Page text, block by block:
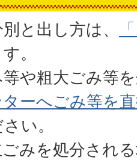
と出し方は、
。
や粗大ごみ等
ターへごみ等を
い。
みを処分され